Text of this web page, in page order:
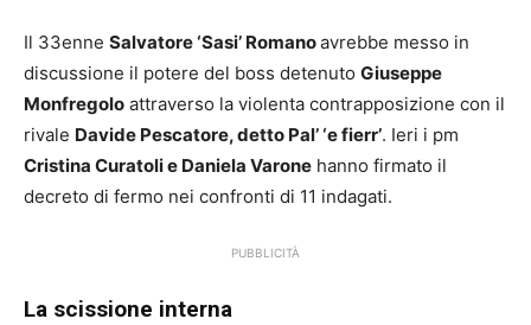
Il 33enne Salvatore ‘Sasi’ Romanoavrebbe messo in
discussione il potere del boss detenuto Giuseppe
Monfregolo attraverso la violenta contrapposizione con il
rivale Davide Pescatore, detto Pal’ ‘e fierr’. Ieri i pm
Cristina Curatoli e Daniela Varone hanno firmato il
decreto di fermo nei confronti di 11 indagati.
PUBBLICITÀ
La scissione interna